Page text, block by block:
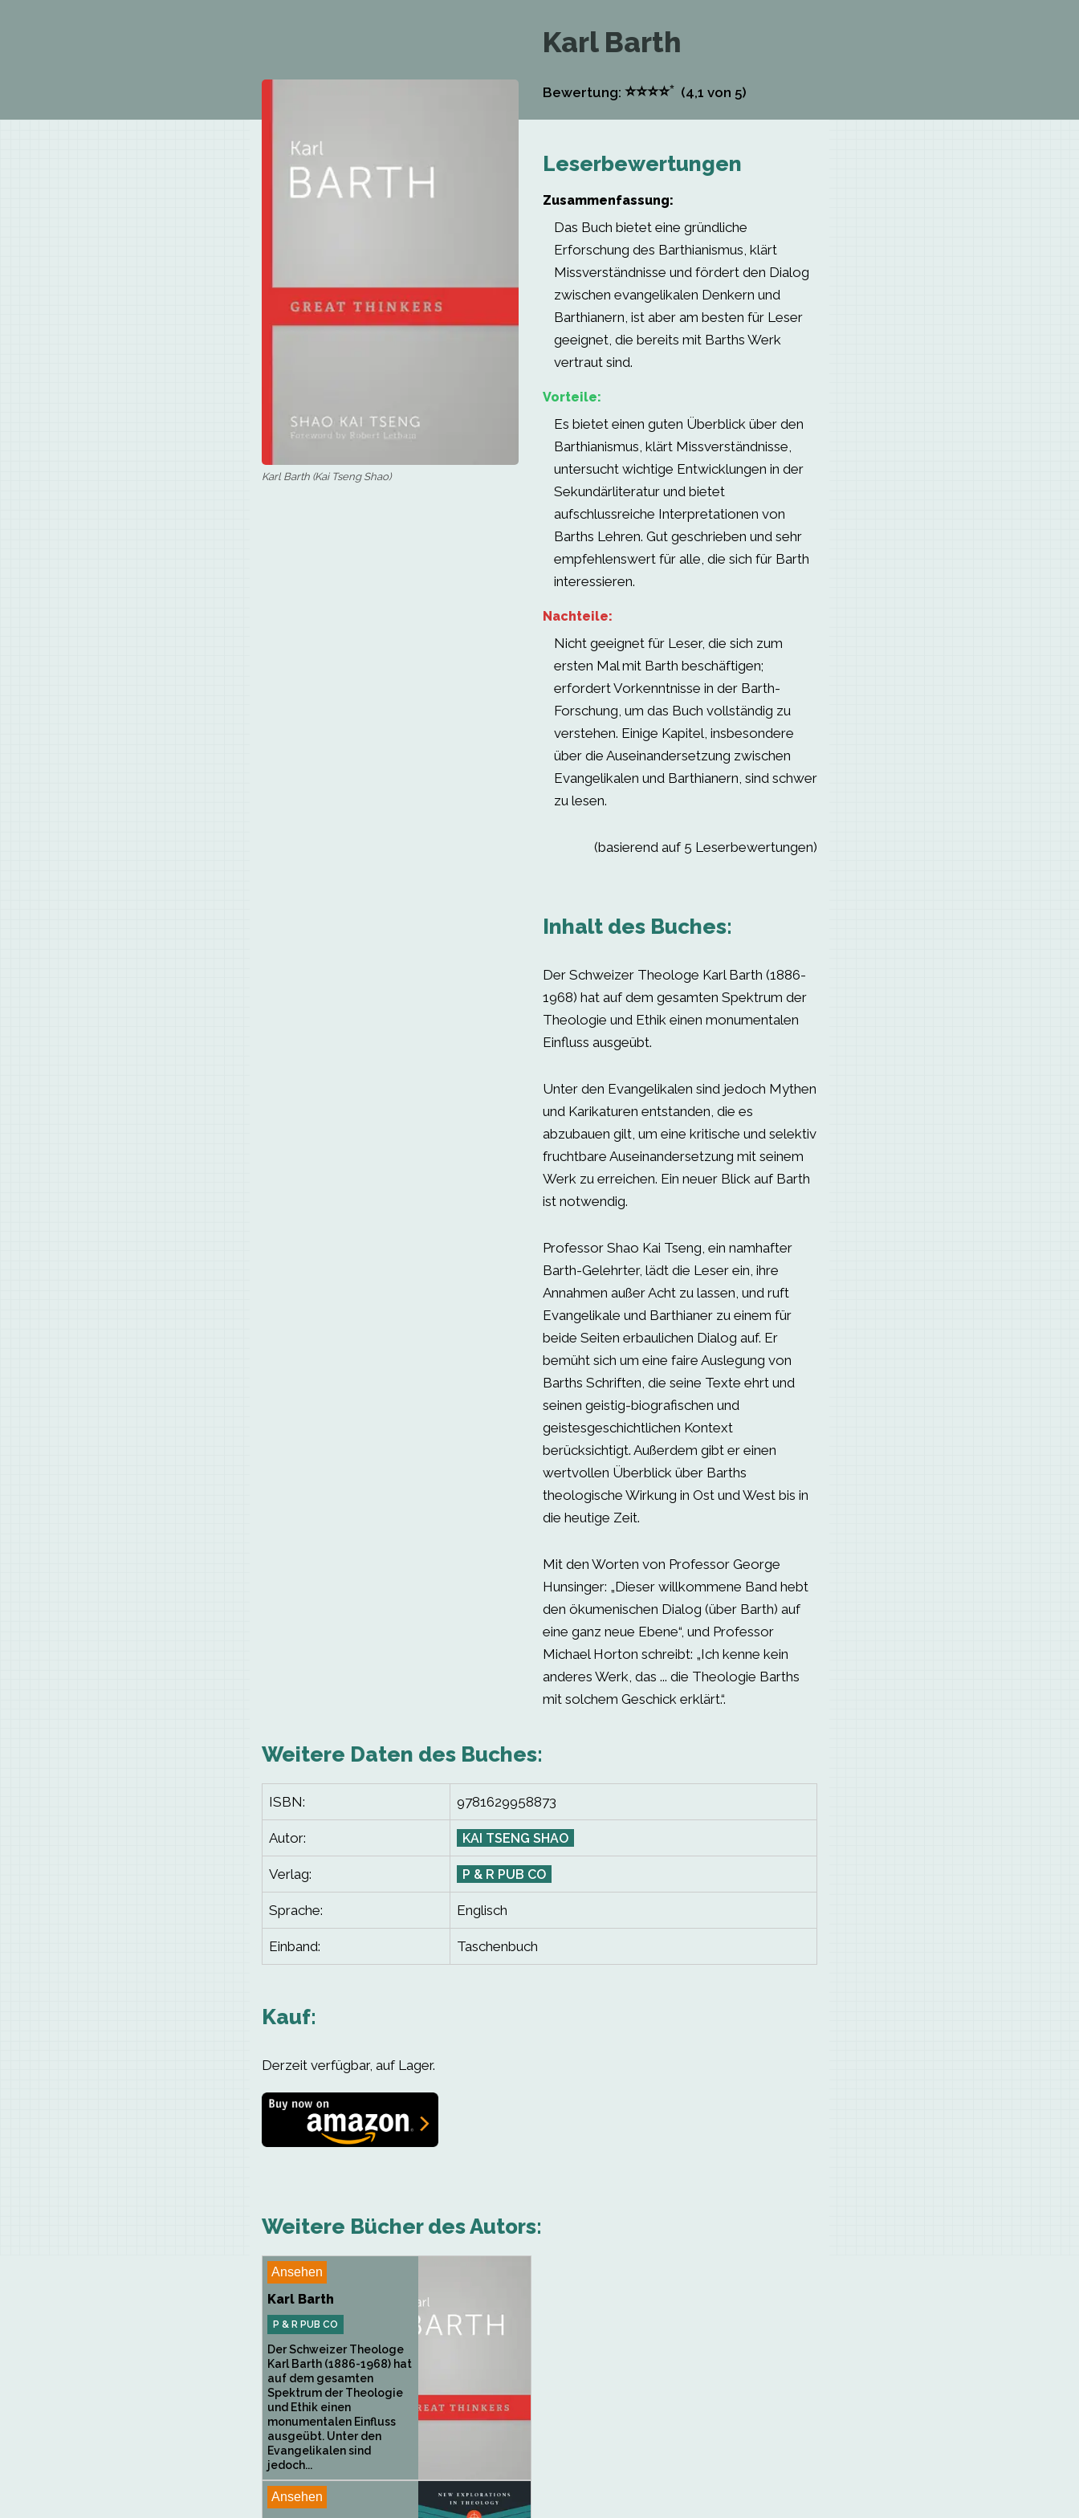
Karl Barth
Bewertung: ⭐⭐⭐⭐⭐ (4,1 von 5)
Karl Barth (Kai Tseng Shao)
Leserbewertungen
Zusammenfassung:
Das Buch bietet eine gründliche
Erforschung des Barthianismus, klärt
Missverständnisse und fördert den Dialog
zwischen evangelikalen Denkern und
Barthianern, ist aber am besten für Leser
geeignet, die bereits mit Barths Werk
vertraut sind.
Vorteile:
Es bietet einen guten Überblick über den
Barthianismus, klärt Missverständnisse,
untersucht wichtige Entwicklungen in der
Sekundärliteratur und bietet
aufschlussreiche Interpretationen von
Barths Lehren. Gut geschrieben und sehr
empfehlenswert für alle, die sich für Barth
interessieren.
Nachteile:
Nicht geeignet für Leser, die sich zum
ersten Mal mit Barth beschäftigen;
erfordert Vorkenntnisse in der Barth-
Forschung, um das Buch vollständig zu
verstehen. Einige Kapitel, insbesondere
über die Auseinandersetzung zwischen
Evangelikalen und Barthianern, sind schwer
zu lesen.
(basierend auf 5 Leserbewertungen)
Inhalt des Buches:
Der Schweizer Theologe Karl Barth (1886-
1968) hat auf dem gesamten Spektrum der
Theologie und Ethik einen monumentalen
Einfluss ausgeübt.
Unter den Evangelikalen sind jedoch Mythen
und Karikaturen entstanden, die es
abzubauen gilt, um eine kritische und selektiv
fruchtbare Auseinandersetzung mit seinem
Werk zu erreichen. Ein neuer Blick auf Barth
ist notwendig.
Professor Shao Kai Tseng, ein namhafter
Barth-Gelehrter, lädt die Leser ein, ihre
Annahmen außer Acht zu lassen, und ruft
Evangelikale und Barthianer zu einem für
beide Seiten erbaulichen Dialog auf. Er
bemüht sich um eine faire Auslegung von
Barths Schriften, die seine Texte ehrt und
seinen geistig-biografischen und
geistesgeschichtlichen Kontext
berücksichtigt. Außerdem gibt er einen
wertvollen Überblick über Barths
theologische Wirkung in Ost und West bis in
die heutige Zeit.
Mit den Worten von Professor George
Hunsinger: „Dieser willkommene Band hebt
den ökumenischen Dialog (über Barth) auf
eine ganz neue Ebene“, und Professor
Michael Horton schreibt: „Ich kenne kein
anderes Werk, das ... die Theologie Barths
mit solchem Geschick erklärt.“.
Weitere Daten des Buches:
ISBN: 9781629958873
Autor: KAI TSENG SHAO
Verlag: P & R PUB CO
Sprache: Englisch
Einband: Taschenbuch
Kauf:
Derzeit verfügbar, auf Lager.
Weitere Bücher des Autors:
Ansehen
Karl Barth
P & R PUB CO
Der Schweizer Theologe
Karl Barth (1886-1968) hat
auf dem gesamten
Spektrum der Theologie
und Ethik einen
monumentalen Einfluss
ausgeübt. Unter den
Evangelikalen sind
jedoch...
Ansehen